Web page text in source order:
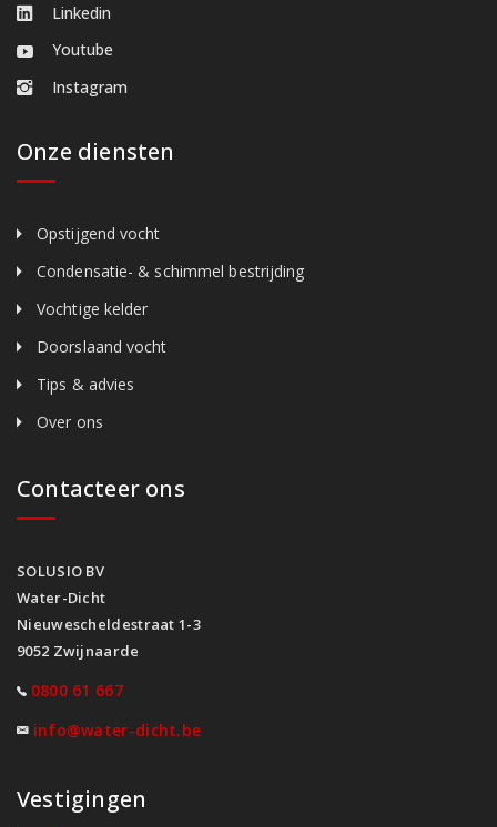
Linkedin
Youtube
Instagram
Onze diensten
Opstijgend vocht
Condensatie- & schimmel bestrijding
Vochtige kelder
Doorslaand vocht
Tips & advies
Over ons
Contacteer ons
SOLUSIO BV
Water-Dicht
Nieuwescheldestraat 1-3
9052 Zwijnaarde
0800 61 667
info@water-dicht.be
Vestigingen